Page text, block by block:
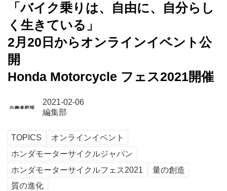
「バイク乗りは、自由に、自分らし
く生きている」
2月20日からオンラインイベント公
開
Honda Motorcycle フェス2021開催
2021-02-06
編集部
TOPICS
オンラインイベント
ホンダモーターサイクルジャパン
ホンダモーターサイクルフェス2021
量の創造
質の進化